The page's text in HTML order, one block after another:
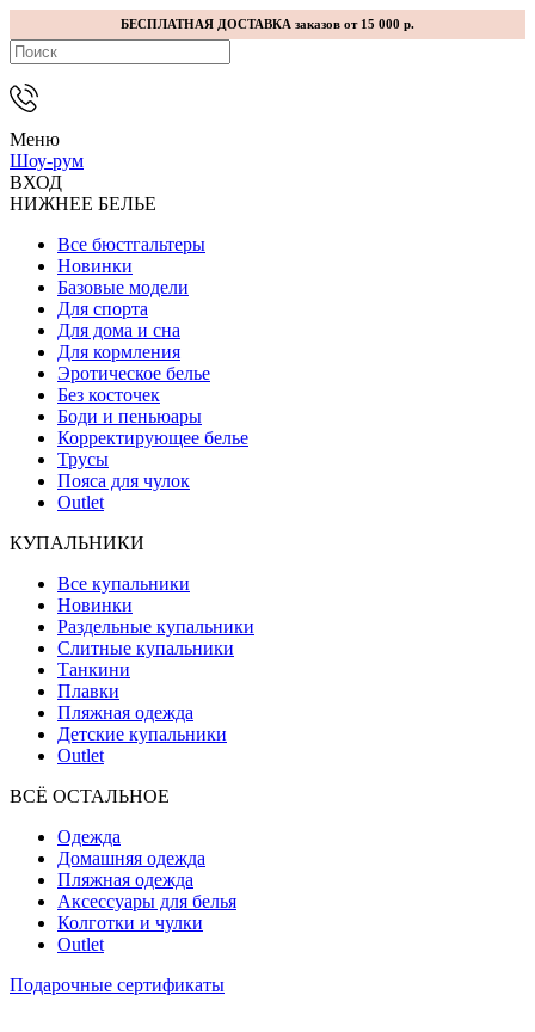
БЕСПЛАТНАЯ ДОСТАВКА заказов от 15 000 р.
Меню
Шоу-рум
ВХОД
НИЖНЕЕ БЕЛЬЕ
Все бюстгальтеры
Новинки
Базовые модели
Для спорта
Для дома и сна
Для кормления
Эротическое белье
Без косточек
Боди и пеньюары
Корректирующее белье
Трусы
Пояса для чулок
Outlet
КУПАЛЬНИКИ
Все купальники
Новинки
Раздельные купальники
Слитные купальники
Танкини
Плавки
Пляжная одежда
Детские купальники
Outlet
ВCЁ ОСТАЛЬНОЕ
Одежда
Домашняя одежда
Пляжная одежда
Аксессуары для белья
Колготки и чулки
Outlet
Подарочные сертификаты